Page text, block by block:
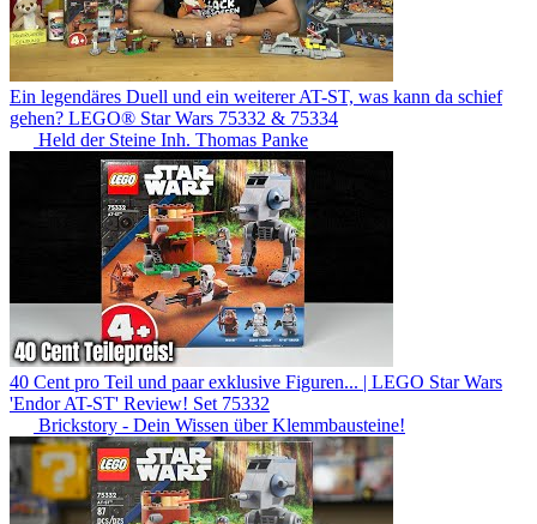
Ein legendäres Duell und ein weiterer AT-ST, was kann da schief
gehen? LEGO® Star Wars 75332 & 75334
Held der Steine Inh. Thomas Panke
40 Cent pro Teil und paar exklusive Figuren... | LEGO Star Wars
'Endor AT-ST' Review! Set 75332
Brickstory - Dein Wissen über Klemmbausteine!